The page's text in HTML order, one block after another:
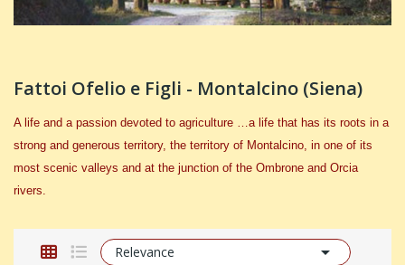
Fattoi Ofelio e Figli - Montalcino (Siena)
A life and a passion devoted to agriculture …a life that has its roots in a
strong and generous territory, the territory of Montalcino, in one of its
most scenic valleys and at the junction of the Ombrone and Orcia
rivers.
Relevance 